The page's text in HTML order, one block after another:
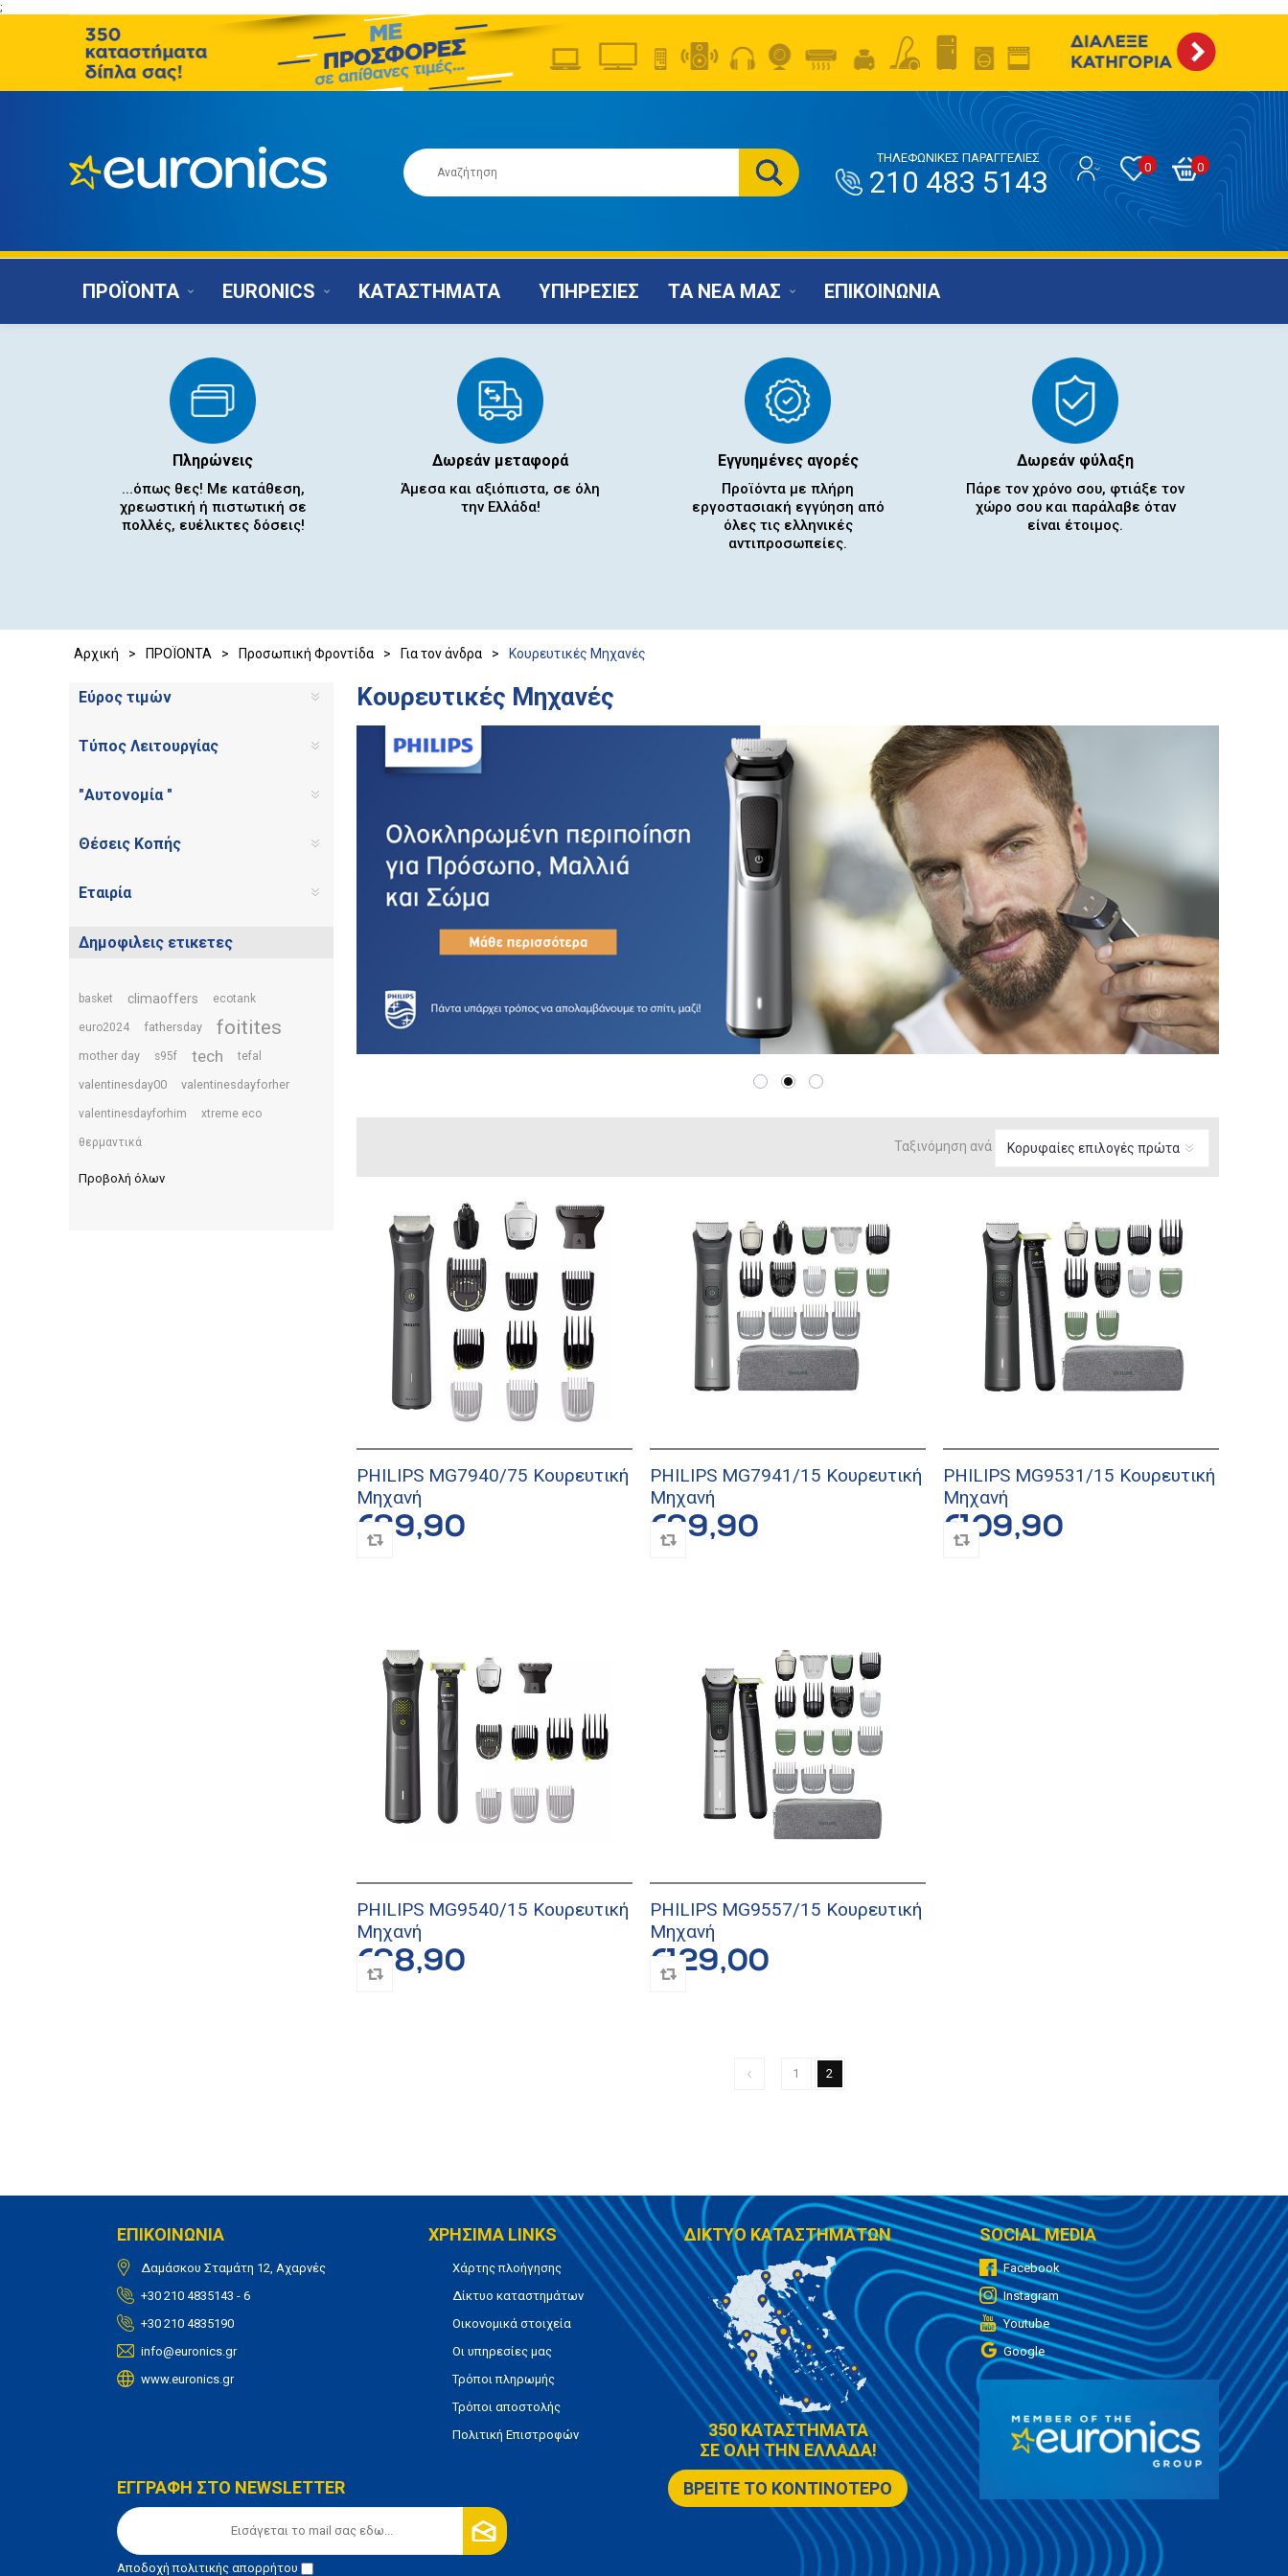
;
0
0
ΤΗΛΕΦΩΝΙΚΕΣ ΠΑΡΑΓΓΕΛΙΕΣ
210 483 5143
ΠΡΟΪΟΝΤΑ EURONICS ΚΑΤΑΣΤΗΜΑΤΑ ΥΠΗΡΕΣΙΕΣ ΤΑ ΝΕΑ ΜΑΣ ΕΠΙΚΟΙΝΩΝΙΑ
Πληρώνεις
...όπως θες! Με κατάθεση,
χρεωστική ή πιστωτική σε
πολλές, ευέλικτες δόσεις!
Δωρεάν μεταφορά
Άμεσα και αξιόπιστα, σε όλη
την Ελλάδα!
Εγγυημένες αγορές
Προϊόντα με πλήρη
εργοστασιακή εγγύηση από
όλες τις ελληνικές
αντιπροσωπείες.
Δωρεάν φύλαξη
Πάρε τον χρόνο σου, φτιάξε τον
χώρο σου και παράλαβε όταν
είναι έτοιμος.
Αρχική > ΠΡΟΪΟΝΤΑ > Προσωπική Φροντίδα > Για τον άνδρα > Κουρευτικές Μηχανές
Κουρευτικές Μηχανές
Ταξινόμηση ανά
PHILIPS MG7940/75 Κουρευτική
Μηχανή
€89,90
PHILIPS MG7941/15 Κουρευτική
Μηχανή
€99,90
PHILIPS MG9531/15 Κουρευτική
Μηχανή
€109,90
PHILIPS MG9540/15 Κουρευτική
Μηχανή
€98,90
PHILIPS MG9557/15 Κουρευτική
Μηχανή
€129,00
1 2
Εύρος τιμών
Τύπος Λειτουργίας
"Αυτονομία "
Θέσεις Κοπής
Εταιρία
Δημοφιλεις ετικετες
basket climaoffers ecotank
euro2024 fathersday foitites
mother day s95f tech tefal
valentinesday00 valentinesdayforher
valentinesdayforhim xtreme eco
θερμαντικά
Προβολή όλων
ΕΠΙΚΟΙΝΩΝΙΑ
Δαμάσκου Σταμάτη 12, Αχαρνές
+30 210 4835143 - 6
+30 210 4835190
info@euronics.gr
www.euronics.gr
ΧΡΗΣΙΜΑ LINKS
Χάρτης πλοήγησης
Δίκτυο καταστημάτων
Οικονομικά στοιχεία
Οι υπηρεσίες μας
Τρόποι πληρωμής
Τρόποι αποστολής
Πολιτική Επιστροφών
ΕΓΓΡΑΦΗ ΣΤΟ NEWSLETTER
Αποδοχήπολιτικής απορρήτου
ΔΙΚΤΥΟ ΚΑΤΑΣΤΗΜΑΤΩΝ
350 ΚΑΤΑΣΤΗΜΑΤΑ
ΣΕ ΟΛΗ ΤΗΝ ΕΛΛΑΔΑ!
ΒΡΕΙΤΕ ΤΟ ΚΟΝΤΙΝΟΤΕΡΟ
SOCIAL MEDIA
Facebook
Instagram
Youtube
Google